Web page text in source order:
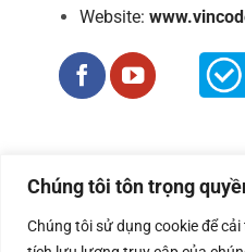
Chúng tôi tôn trọng
Chúng tôi sử dụng cookie để
Website:
Công ty TNHH Nam Bình
Copyright 2026 ©Nam